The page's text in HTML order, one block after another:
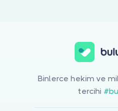
Binlerce hekim ve
tercihi